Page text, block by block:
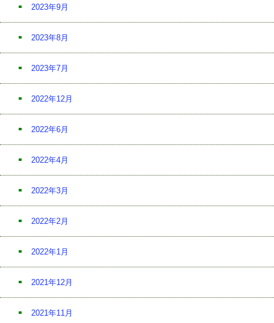
2023年9月
2023年8月
2023年7月
2022年12月
2022年6月
2022年4月
2022年3月
2022年2月
2022年1月
2021年12月
2021年11月